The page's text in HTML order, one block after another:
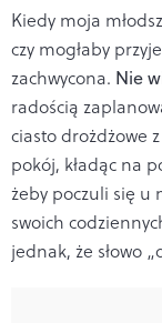
Kiedy moja
czy mogłaby
zachwycona. Nie
radością
ciasto drożdżowe
pokój, kładąc na
żeby poczuli się u
swoich
jednak, że słowo